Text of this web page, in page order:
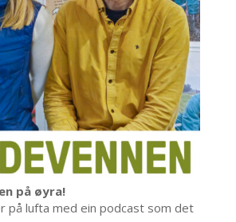
på øyra!
på lufta med ein podcast som det